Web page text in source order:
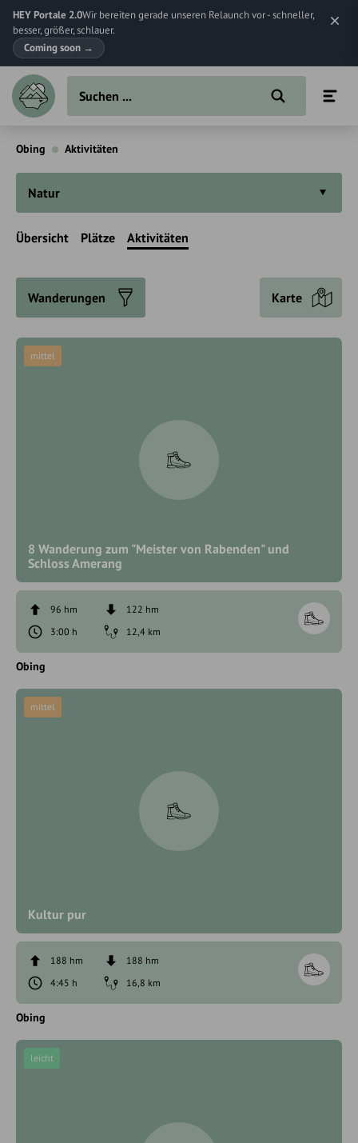
HEY Portale 2.0Wir bereiten gerade unseren Relaunch vor - schneller,
besser, größer, schlauer.
Coming soon →
Obing Aktivitäten
Natur
Übersicht Plätze Aktivitäten
Wanderungen Karte
8 Wanderung zum "Meister von Rabenden" und
Schloss Amerang
mittel
96 hm
122 hm
3:00 h
12,4 km
Obing
Kultur pur
mittel
188 hm
188 hm
4:45 h
16,8 km
Obing
leicht